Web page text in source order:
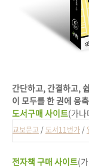
간단하고, 간결하고,
이 모두를 한 권에 응
도서구매 사이트(가나
교보문고 / 도서11번가 /
전자책 구매 사이트(